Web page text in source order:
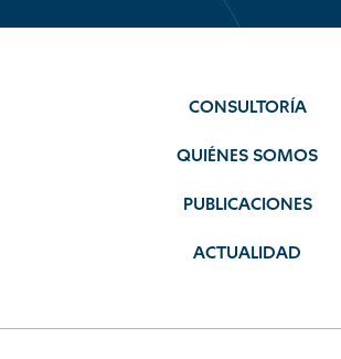
CONSULTORÍA
QUIÉNES SOMOS
PUBLICACIONES
ACTUALIDAD